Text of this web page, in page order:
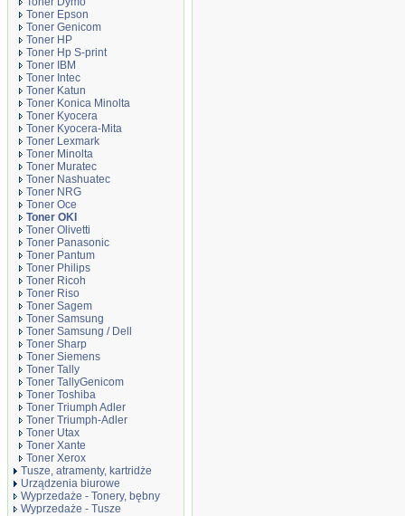
Toner Epson
Toner Genicom
Toner HP
Toner Hp S-print
Toner IBM
Toner Intec
Toner Katun
Toner Konica Minolta
Toner Kyocera
Toner Kyocera-Mita
Toner Lexmark
Toner Minolta
Toner Muratec
Toner Nashuatec
Toner NRG
Toner Oce
Toner OKI
Toner Olivetti
Toner Panasonic
Toner Pantum
Toner Philips
Toner Ricoh
Toner Riso
Toner Sagem
Toner Samsung
Toner Samsung / Dell
Toner Sharp
Toner Siemens
Toner Tally
Toner TallyGenicom
Toner Toshiba
Toner Triumph Adler
Toner Triumph-Adler
Toner Utax
Toner Xante
Toner Xerox
Tusze, atramenty, kartridże
Urządzenia biurowe
Wyprzedaże - Tonery, bębny
Wyprzedaże - Tusze